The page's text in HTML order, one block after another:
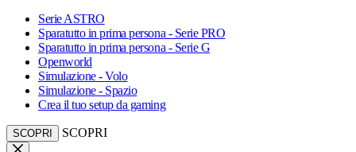
Serie ASTRO
Sparatutto in prima persona - Serie PRO
Sparatutto in prima persona - Serie G
Openworld
Simulazione - Volo
Simulazione - Spazio
Crea il tuo setup da gaming
SCOPRI SCOPRI